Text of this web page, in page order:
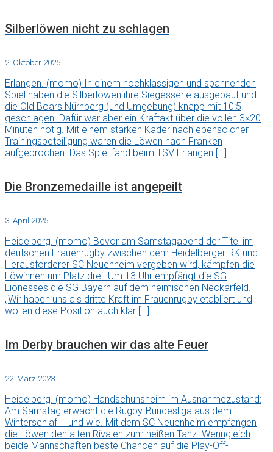
Silberlöwen nicht zu schlagen
2. Oktober 2025
Erlangen. (momo) In einem hochklassigen und spannenden
Spiel haben die Silberlöwen ihre Siegesserie ausgebaut und
die Old Boars Nürnberg (und Umgebung) knapp mit 10:5
geschlagen. Dafür war aber ein Kraftakt über die vollen 3×20
Minuten nötig. Mit einem starken Kader nach ebensolcher
Trainingsbeteiligung waren die Löwen nach Franken
aufgebrochen. Das Spiel fand beim TSV Erlangen […]
Die Bronzemedaille ist angepeilt
3. April 2025
Heidelberg. (momo) Bevor am Samstagabend der Titel im
deutschen Frauenrugby zwischen dem Heidelberger RK und
Herausforderer SC Neuenheim vergeben wird, kämpfen die
Löwinnen um Platz drei. Um 13 Uhr empfängt die SG
Lionesses die SG Bayern auf dem heimischen Neckarfeld.
„Wir haben uns als dritte Kraft im Frauenrugby etabliert und
wollen diese Position auch klar […]
Im Derby brauchen wir das alte Feuer
22. März 2023
Heidelberg. (momo) Handschuhsheim im Ausnahmezustand:
Am Samstag erwacht die Rugby-Bundesliga aus dem
Winterschlaf – und wie. Mit dem SC Neuenheim empfangen
die Löwen den alten Rivalen zum heißen Tanz. Wenngleich
beide Mannschaften beste Chancen auf die Play-Off-